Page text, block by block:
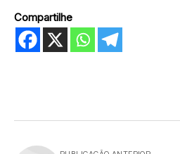
Compartilhe